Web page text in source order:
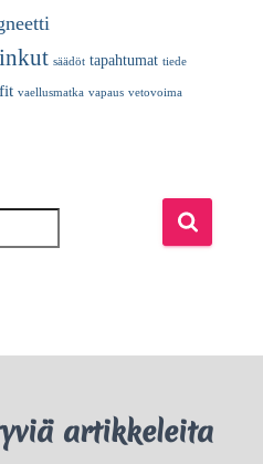
säädöt tapahtumat tiede
vaellusmatka vapaus vetovoima
artikkeleita